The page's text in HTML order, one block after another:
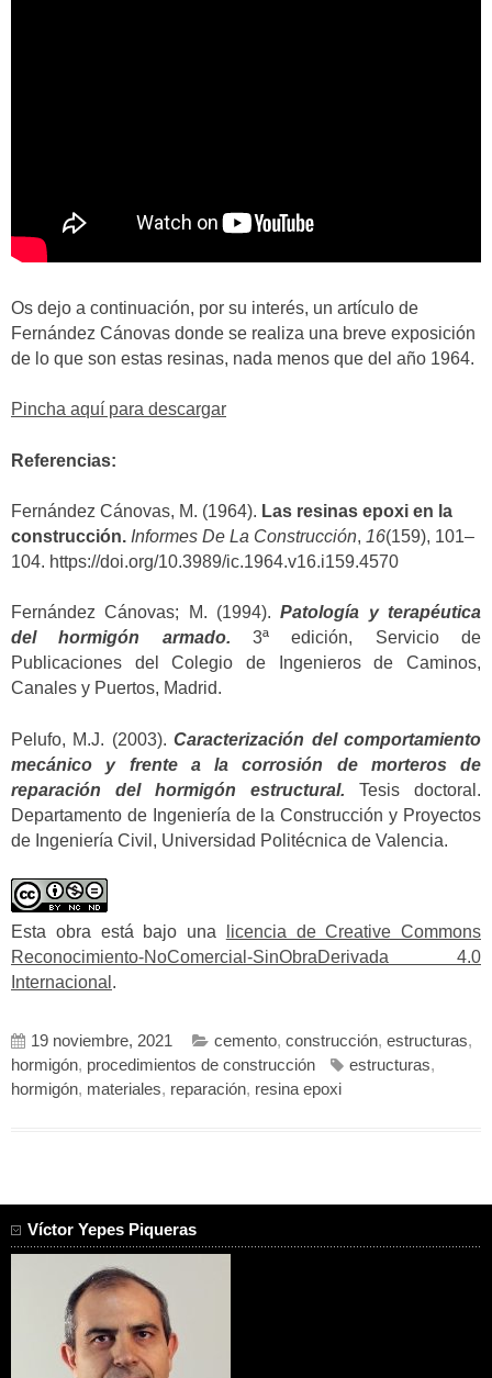
Os dejo a continuación, por su interés, un artículo de
Fernández Cánovas donde se realiza una breve exposición
de lo que son estas resinas, nada menos que del año 1964.
Pincha aquí para descargar
Referencias:
Fernández Cánovas, M. (1964). Las resinas epoxi en la
construcción. Informes De La Construcción, 16(159), 101–
104. https://doi.org/10.3989/ic.1964.v16.i159.4570
Fernández Cánovas; M. (1994).Patología y terapéutica
del hormigón armado. 3ª edición, Servicio de
Publicaciones del Colegio de Ingenieros de Caminos,
Canales y Puertos, Madrid.
Pelufo, M.J. (2003).Caracterización del comportamiento
mecánico y frente a la corrosión de morteros de
reparación del hormigón estructural. Tesis doctoral.
Departamento de Ingeniería de la Construcción y Proyectos
de Ingeniería Civil, Universidad Politécnica de Valencia.
Esta obra está bajo una
licencia de Creative Commons
Reconocimiento-NoComercial-SinObraDerivada 4.0
Internacional .
19 noviembre, 2021 cemento, construcción, estructuras,
hormigón, procedimientos de construcción estructuras,
hormigón, materiales, reparación, resina epoxi
Víctor Yepes Piqueras